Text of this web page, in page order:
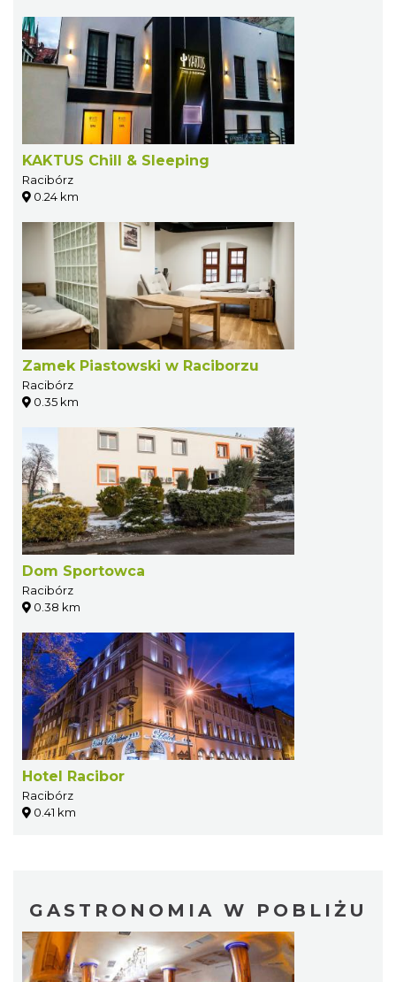
KAKTUS Chill & Sleeping
Racibórz
0.24 km
Zamek Piastowski w Raciborzu
Racibórz
0.35 km
Dom Sportowca
Racibórz
0.38 km
Hotel Racibor
Racibórz
0.41 km
GASTRONOMIA W POBLIŻU